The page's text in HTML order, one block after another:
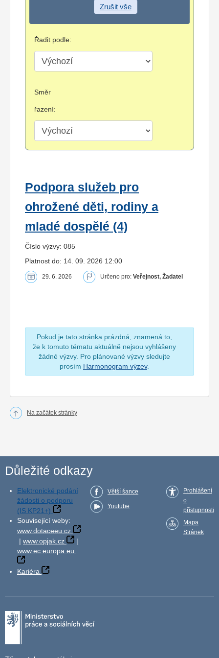
Zrušit vše
Řadit podle:
Směr
řazení:
Podpora služeb pro
ohrožené děti, rodiny a
mladé dospělé (4)
Číslo výzvy: 085
Platnost do: 14. 09. 2026 12:00
29. 6. 2026 Určeno pro: Veřejnost, Žadatel
Pokud je tato stránka prázdná, znamená to,
že k tomuto tématu aktuálně nejsou vyhlášeny
žádné výzvy. Pro plánované výzvy sledujte
prosím Harmonogram výzev.
Na začátek stránky
Důležité odkazy
Elektronické podání
žádosti o podporu
(IS KP21+)
Související weby:
www.dotaceeu.cz
| www.opjak.cz
|
www.ec.europa.eu
Kariéra
Větší šance
Youtube
Prohlášení
o
přístupnosti
Mapa
Stránek